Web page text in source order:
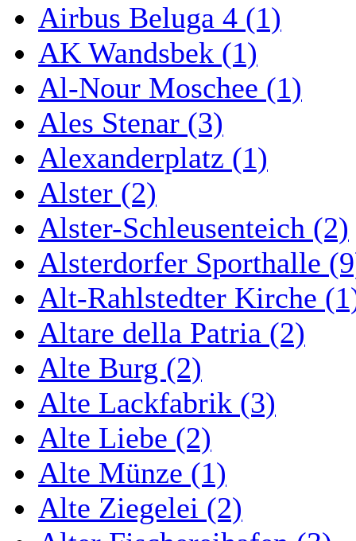
Airbus Beluga 4 (1)
AK Wandsbek (1)
Al-Nour Moschee (1)
Ales Stenar (3)
Alexanderplatz (1)
Alster (2)
Alster-Schleusenteich (2)
Alsterdorfer Sporthalle
Alt-Rahlstedter Kirche
Altare della Patria (2)
Alte Burg (2)
Alte Lackfabrik (3)
Alte Liebe (2)
Alte Münze (1)
Alte Ziegelei (2)